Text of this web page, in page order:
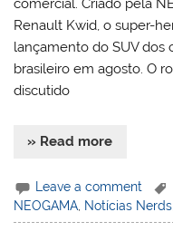
comercial. Criado pela
Renault Kwid, o super-
lançamento do SUV dos
brasileiro em agosto. O
discutido
» Read more
Leave a comment
NEOGAMA, Notícias Nerds